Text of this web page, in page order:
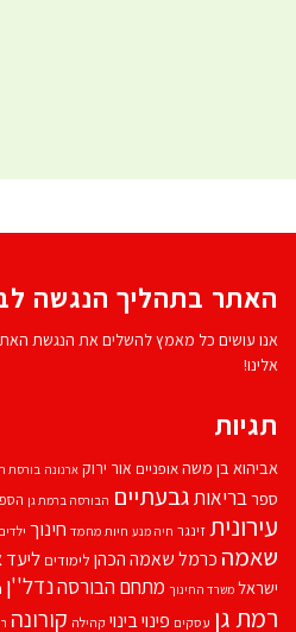
האתר בתהליך הנגשה
אנו עושים כל מאמץ להשלים את הנגשת
אלינו!
תגיות
אביהוא בן משהאופניים אור ירוק ארנונה בורסת
ספרבריאותגבעתיים הבורסה ברמת גן
עירוניתזינגר חיה מנע חיות מחמד חינוך ילדים
שאמה כרמל שאמה הכהן לימודים ליעד
ישראל משרד החינוך מתחם הבורסהנדל''ן
רמת גן עסקים פינוי בינוי קהילה קורונה